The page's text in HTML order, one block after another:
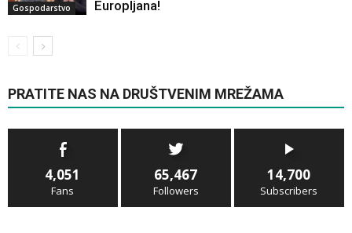
Gospodarstvo
Europljana!
PRATITE NAS NA DRUŠTVENIM MREŽAMA
4,051
Fans
65,467
Followers
14,700
Subscribers